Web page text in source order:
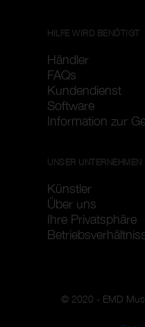
HILFE WIRD BENÖTIGT
Händler
FAQs
Kundendienst
Software
Information zur
UNSER UNTERNEHMEN
Künstler
Über uns
Ihre Privatsphäre
© 2020 - EMD